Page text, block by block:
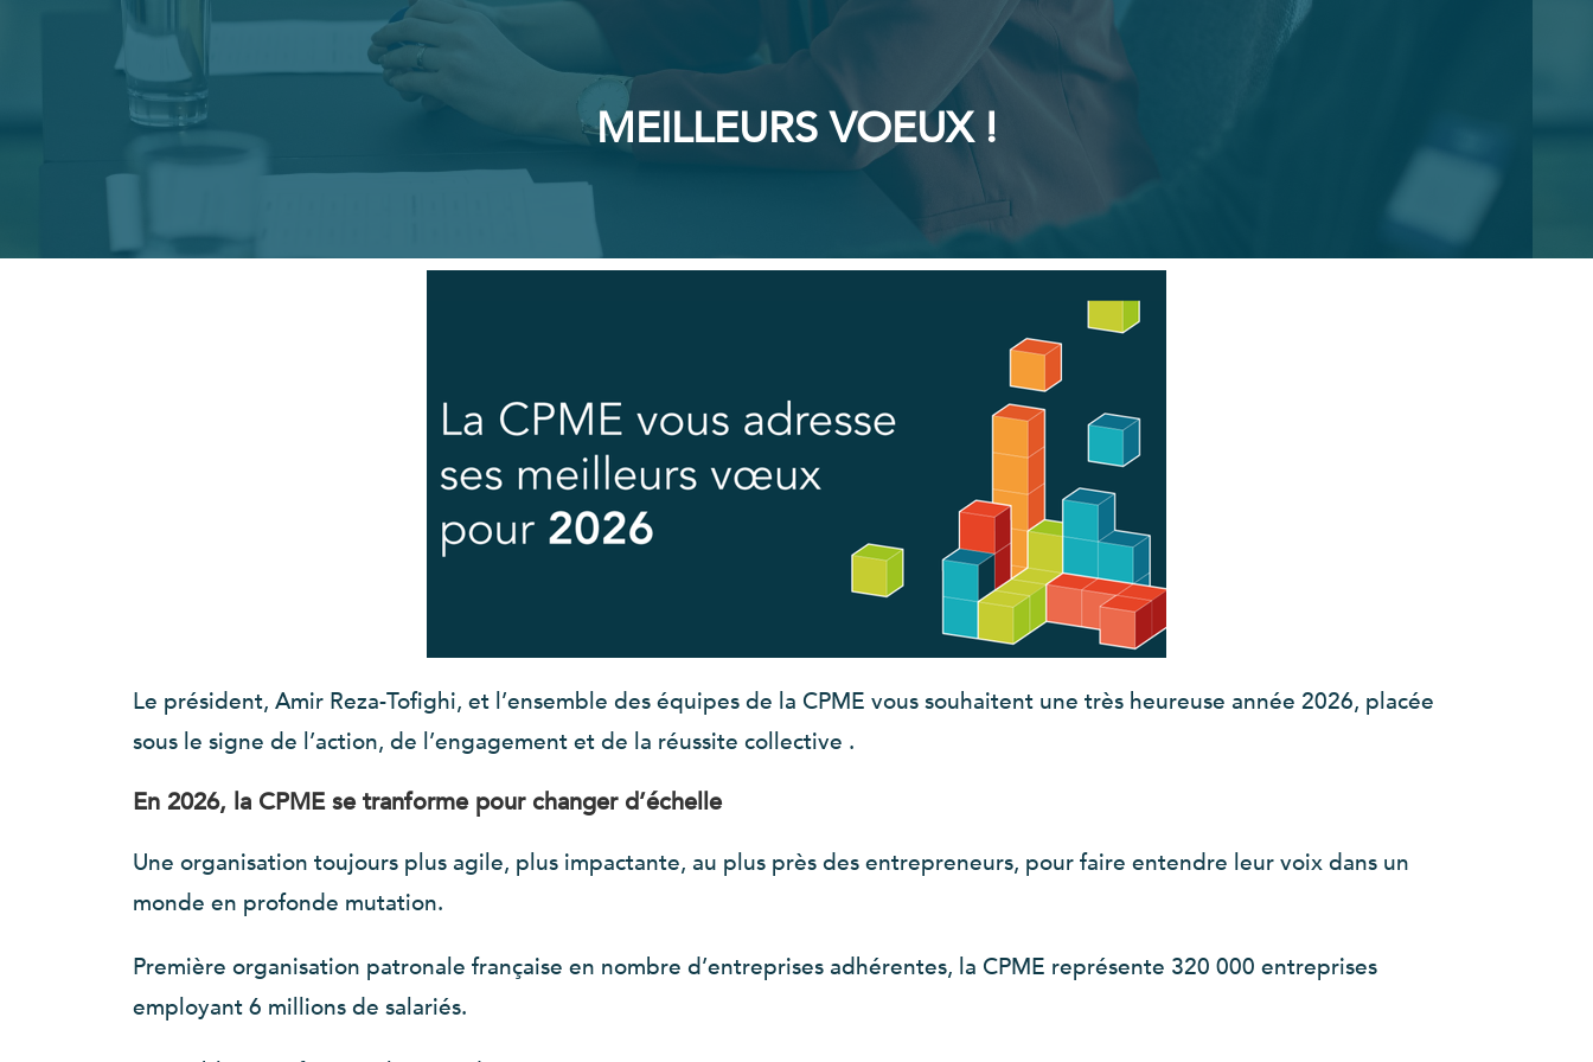
MEILLEURS VOEUX !
Le président, Amir Reza-Tofighi, et l’ensemble des équipes de la CPME vous souhaitent une très heureuse année 2026, placée
sous le signe de l’action, de l’engagement et de la réussite collective .
En 2026, la CPME se tranforme pour changer d’échelle
Une organisation toujours plus agile, plus impactante, au plus près des entrepreneurs, pour faire entendre leur voix dans un
monde en profonde mutation.
Première organisation patronale française en nombre d’entreprises adhérentes, la CPME représente 320 000 entreprises
employant 6 millions de salariés.